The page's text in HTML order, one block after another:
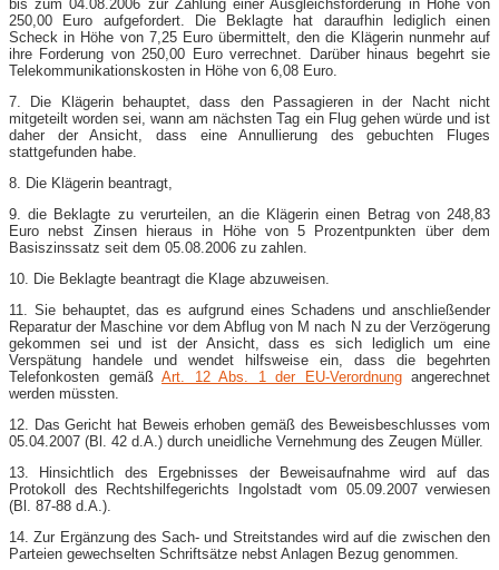
bis zum 04.08.2006 zur Zahlung einer Ausgleichsforderung in Höhe von
250,00 Euro aufgefordert. Die Beklagte hat daraufhin lediglich einen
Scheck in Höhe von 7,25 Euro übermittelt, den die Klägerin nunmehr auf
ihre Forderung von 250,00 Euro verrechnet. Darüber hinaus begehrt sie
Telekommunikationskosten in Höhe von 6,08 Euro.
7. Die Klägerin behauptet, dass den Passagieren in der Nacht nicht
mitgeteilt worden sei, wann am nächsten Tag ein Flug gehen würde und ist
daher der Ansicht, dass eine Annullierung des gebuchten Fluges
stattgefunden habe.
8. Die Klägerin beantragt,
9. die Beklagte zu verurteilen, an die Klägerin einen Betrag von 248,83
Euro nebst Zinsen hieraus in Höhe von 5 Prozentpunkten über dem
Basiszinssatz seit dem 05.08.2006 zu zahlen.
10. Die Beklagte beantragt die Klage abzuweisen.
11. Sie behauptet, das es aufgrund eines Schadens und anschließender
Reparatur der Maschine vor dem Abflug von M nach N zu der Verzögerung
gekommen sei und ist der Ansicht, dass es sich lediglich um eine
Verspätung handele und wendet hilfsweise ein, dass die begehrten
Telefonkosten gemäß Art. 12 Abs. 1 der EU-Verordnungangerechnet
werden müssten.
12. Das Gericht hat Beweis erhoben gemäß des Beweisbeschlusses vom
05.04.2007 (Bl. 42 d.A.) durch uneidliche Vernehmung des Zeugen Müller.
13. Hinsichtlich des Ergebnisses der Beweisaufnahme wird auf das
Protokoll des Rechtshilfegerichts Ingolstadt vom 05.09.2007 verwiesen
(Bl. 87-88 d.A.).
14. Zur Ergänzung des Sach- und Streitstandes wird auf die zwischen den
Parteien gewechselten Schriftsätze nebst Anlagen Bezug genommen.